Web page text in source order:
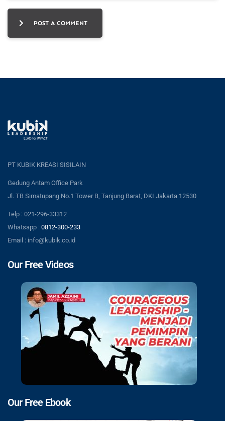
POST A COMMENT
PT KUBIK KREASI SISILAIN
Gedung Antam Office Park
Jl. TB Simatupang No.1 Tower B, Tanjung Barat, DKI Jakarta 12530
Telp : 021-296-33312
Whatsapp : 0812-300-233
Email : info@kubik.co.id
Our Free Videos
Our Free Ebook